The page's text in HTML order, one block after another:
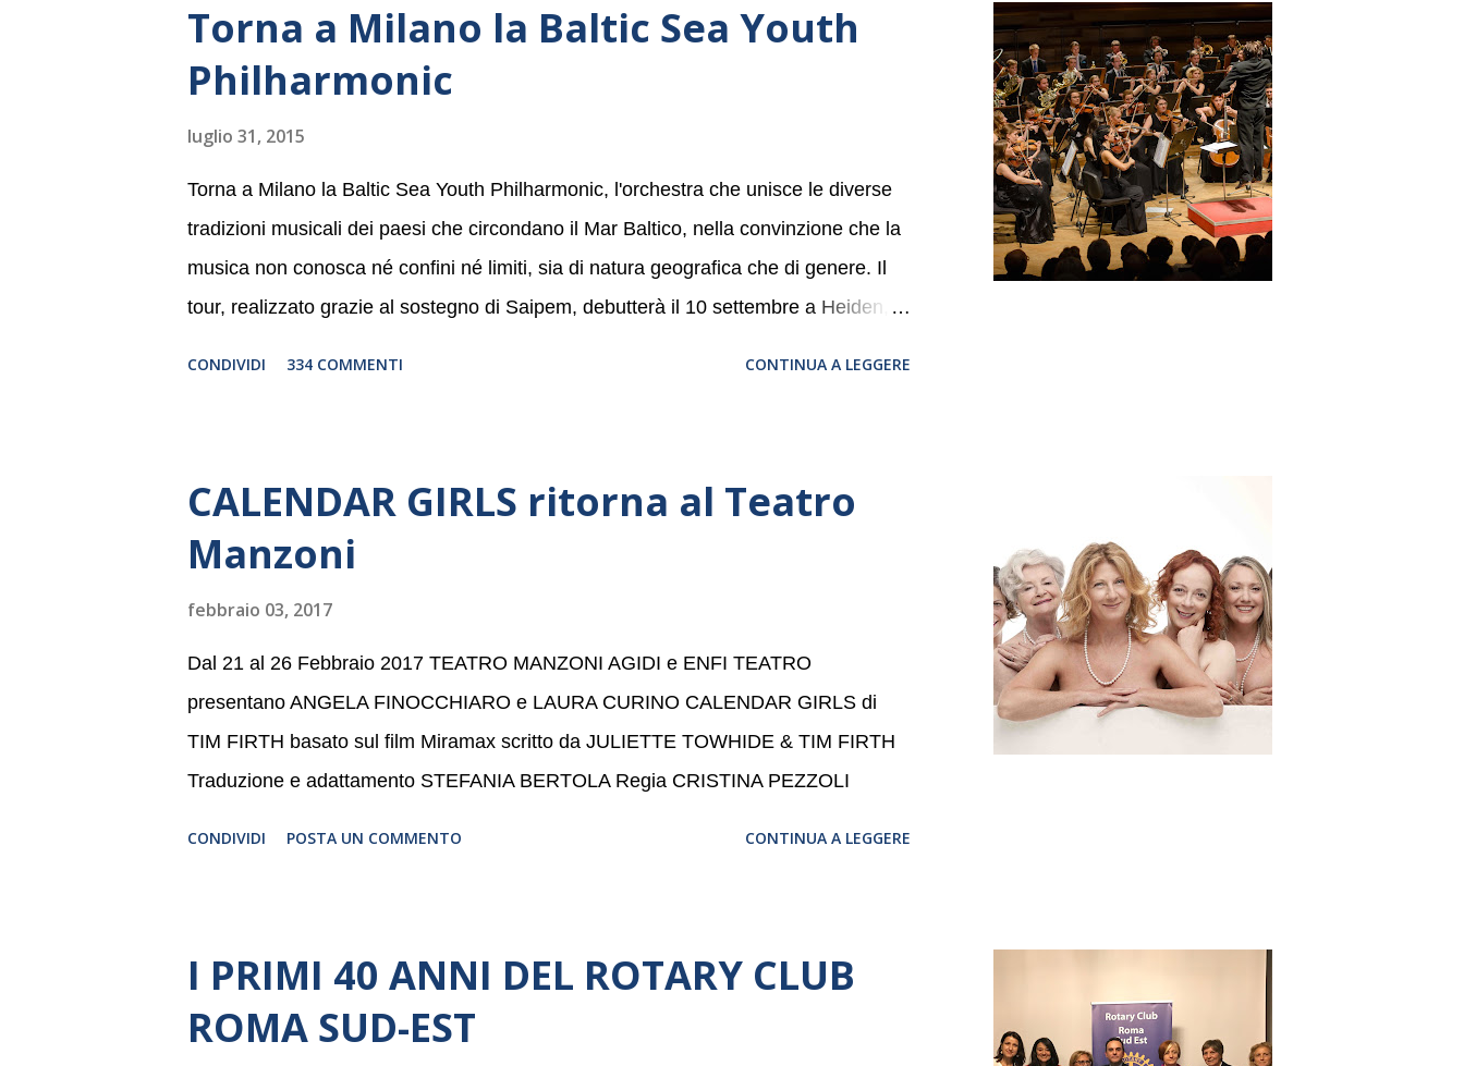
Torna a Milano la Baltic Sea Youth
Philharmonic
luglio 31, 2015
Torna a Milano la Baltic Sea Youth Philharmonic, l'orchestra che unisce le diverse
tradizioni musicali dei paesi che circondano il Mar Baltico, nella convinzione che la
musica non conosca né confini né limiti, sia di natura geografica che di genere. Il
tour, realizzato grazie al sostegno di Saipem, debutterà il 10 settembre a Heiden, in
Filarmonico per il festival “Settembre dell’Accademia” dove si esibirà per il secondo
anno consecutivo. Il pubblico milanese avrà il piacere di applaudire i giovani artisti
2008 da Kristjan Järvi (affiancato da un prestigioso consiglio di consulent...
CONDIVIDI 334 COMMENTI CONTINUA A LEGGERE
CALENDAR GIRLS ritorna al Teatro
Manzoni
febbraio 03, 2017
Dal 21 al 26 Febbraio 2017 TEATRO MANZONI AGIDI e ENFI TEATRO
presentano ANGELA FINOCCHIARO e LAURA CURINO CALENDAR GIRLS di
TIM FIRTH basato sul film Miramax scritto da JULIETTE TOWHIDE & TIM FIRTH
Traduzione e adattamento STEFANIA BERTOLA Regia CRISTINA PEZZOLI
CONDIVIDI POSTA UN COMMENTO CONTINUA A LEGGERE
I PRIMI 40 ANNI DEL ROTARY CLUB
ROMA SUD-EST